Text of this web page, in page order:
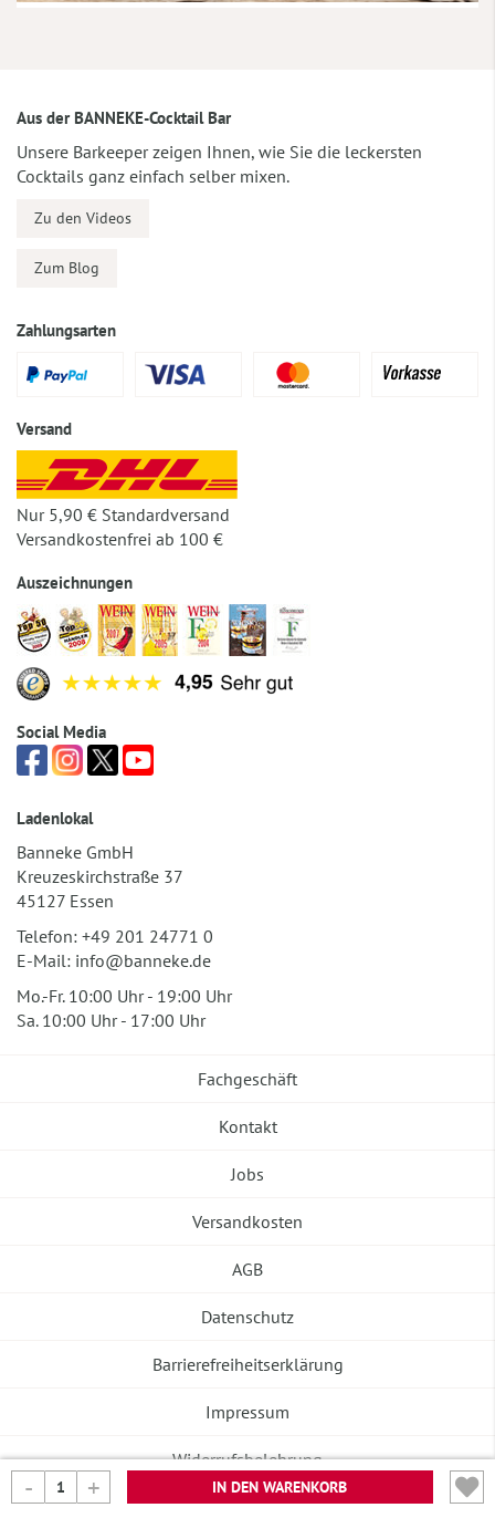
IN DEN WARENKORB
Aus der BANNEKE-Cocktail Bar
Unsere Barkeeper zeigen Ihnen, wie Sie die leckersten
Cocktails ganz einfach selber mixen.
Zu den Videos
Zum Blog
Zahlungsarten
Versand
Nur 5,90 € Standardversand
Versandkostenfrei ab 100 €
Auszeichnungen
Social Media
Ladenlokal
Banneke GmbH
Kreuzeskirchstraße 37
45127 Essen
Telefon: +49 201 24771 0
E-Mail: info@banneke.de
Mo.-Fr. 10:00 Uhr - 19:00 Uhr
Sa. 10:00 Uhr - 17:00 Uhr
Fachgeschäft
Kontakt
Jobs
Versandkosten
AGB
Datenschutz
Barrierefreiheitserklärung
Impressum
Widerrufsbelehrung
Vertrag widerrufen